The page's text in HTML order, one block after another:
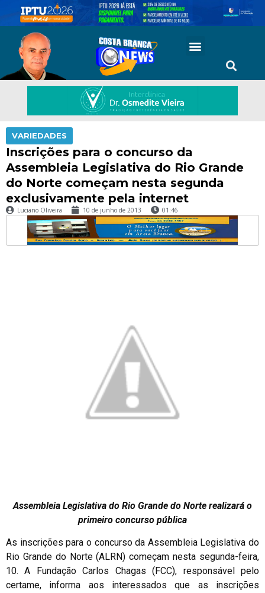
VARIEDADES
Inscrições para o concurso da
Assembleia Legislativa do Rio Grande
do Norte começam nesta segunda
exclusivamente pela internet
Luciano Oliveira 10 de junho de 2013 01:46
Assembleia Legislativa do Rio Grande do Norte realizará o
primeiro concurso pública
As inscrições para o concurso da Assembleia Legislativa do
Rio Grande do Norte (ALRN) começam nesta segunda-feira,
10. A Fundação Carlos Chagas (FCC), responsável pelo
certame, informa aos interessados que as inscrições